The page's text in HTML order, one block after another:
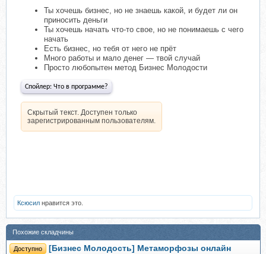
Ты хочешь бизнес, но не знаешь какой, и будет ли он
приносить деньги
Ты хочешь начать что-то свое, но не понимаешь с чего
начать
Есть бизнес, но тебя от него не прёт
Много работы и мало денег — твой случай
Просто любопытен метод Бизнес Молодости
Спойлер: Что в программе?
Скрытый текст. Доступен только
зарегистрированным пользователям.
Ксюсил нравится это.
Похожие складчины
Доступно
[Бизнес Молодость] Метаморфозы онлайн